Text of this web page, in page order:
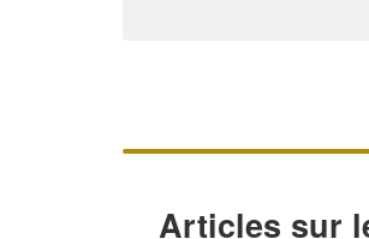
Articles sur